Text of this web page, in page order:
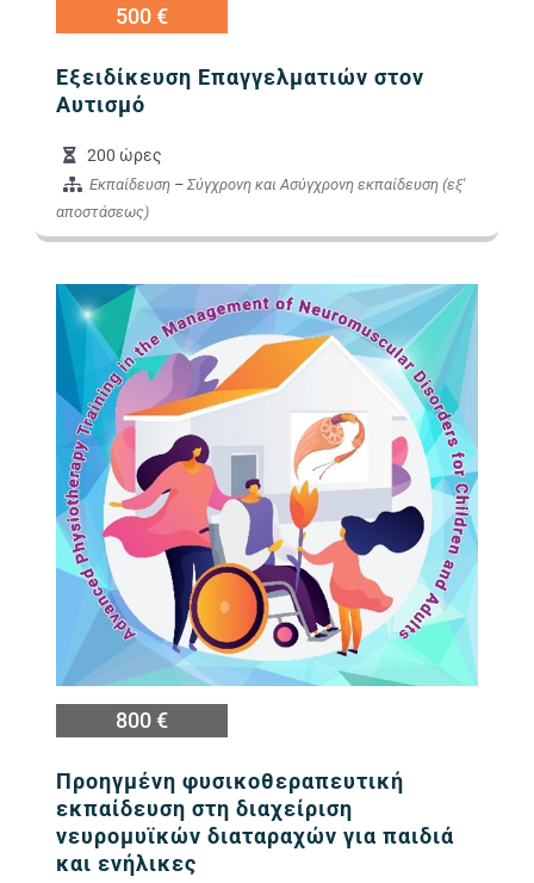
500 €
Εξειδίκευση Επαγγελματιών στον
Αυτισμό
200 ώρες
Εκπαίδευση –Σύγχρονη και Ασύγχρονη εκπαίδευση (εξ'
αποστάσεως)
800 €
Προηγμένη φυσικοθεραπευτική
εκπαίδευση στη διαχείριση
νευρομυϊκών διαταραχών για παιδιά
και ενήλικες